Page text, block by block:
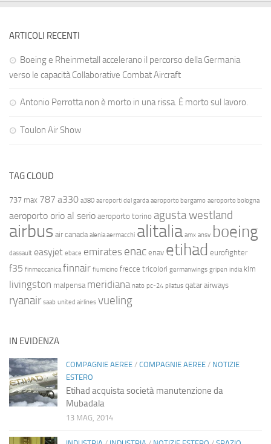
ARTICOLI RECENTI
Boeing e Rheinmetall accelerano il percorso della Germania
verso le capacità Collaborative Combat Aircraft
Antonio Perrotta non è morto in una rissa. È morto sul lavoro.
Toulon Air Show
TAG CLOUD
737 max 787 a330 a380 aeroporti del garda aeroporto bergamo aeroporto bologna
aeroporto orio al serio aeroporto torino agusta westland
airbus air canada alenia aermacchi alitalia amx ansv boeing
dassault easyjet ebace emirates enac enav etihad eurofighter
f35 finmeccanica finnair fiumicino frecce tricolori germanwings gripen india klm
livingston malpensa meridiana nato pc-24 pilatus qatar airways
ryanair saab united airlines vueling
IN EVIDENZA
COMPAGNIE AEREE / COMPAGNIE AEREE / NOTIZIE
ESTERO
Etihad acquista società manutenzione da
Mubadala
13 MAG, 2014